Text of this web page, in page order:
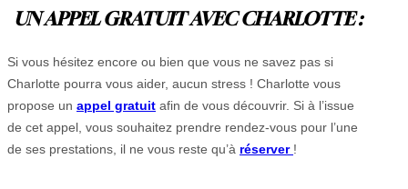
UN APPEL GRATUIT AVEC CHARLOTTE :
Si vous hésitez encore ou bien que vous ne savez pas si
Charlotte pourra vous aider, aucun stress ! Charlotte vous
propose un appel gratuit afin de vous découvrir. Si à l’issue
de cet appel, vous souhaitez prendre rendez-vous pour l’une
de ses prestations, il ne vous reste qu’à réserver !